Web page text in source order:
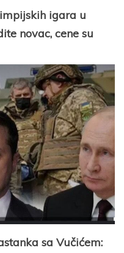
igara u
novac, cene su
sa Vučićem: